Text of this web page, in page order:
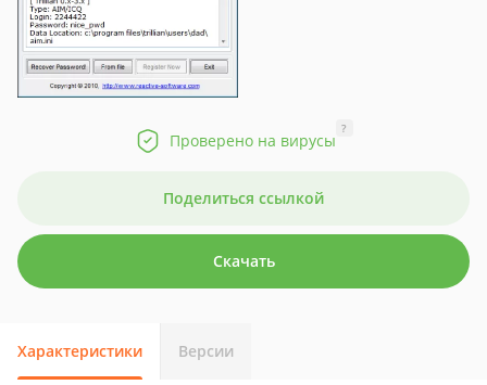
Проверено на вирусы
?
Поделиться ссылкой
Скачать
Характеристики Версии